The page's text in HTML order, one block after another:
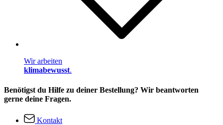
Wir arbeiten
klimabewusst.
Benötigst du Hilfe zu deiner Bestellung? Wir beantworten
gerne deine Fragen.
Kontakt